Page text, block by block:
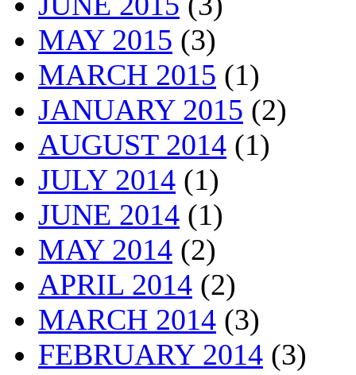
MAY 2015 (3)
MARCH 2015 (1)
JANUARY 2015 (2)
AUGUST 2014 (1)
JULY 2014 (1)
JUNE 2014 (1)
MAY 2014 (2)
APRIL 2014 (2)
MARCH 2014 (3)
FEBRUARY 2014 (3)